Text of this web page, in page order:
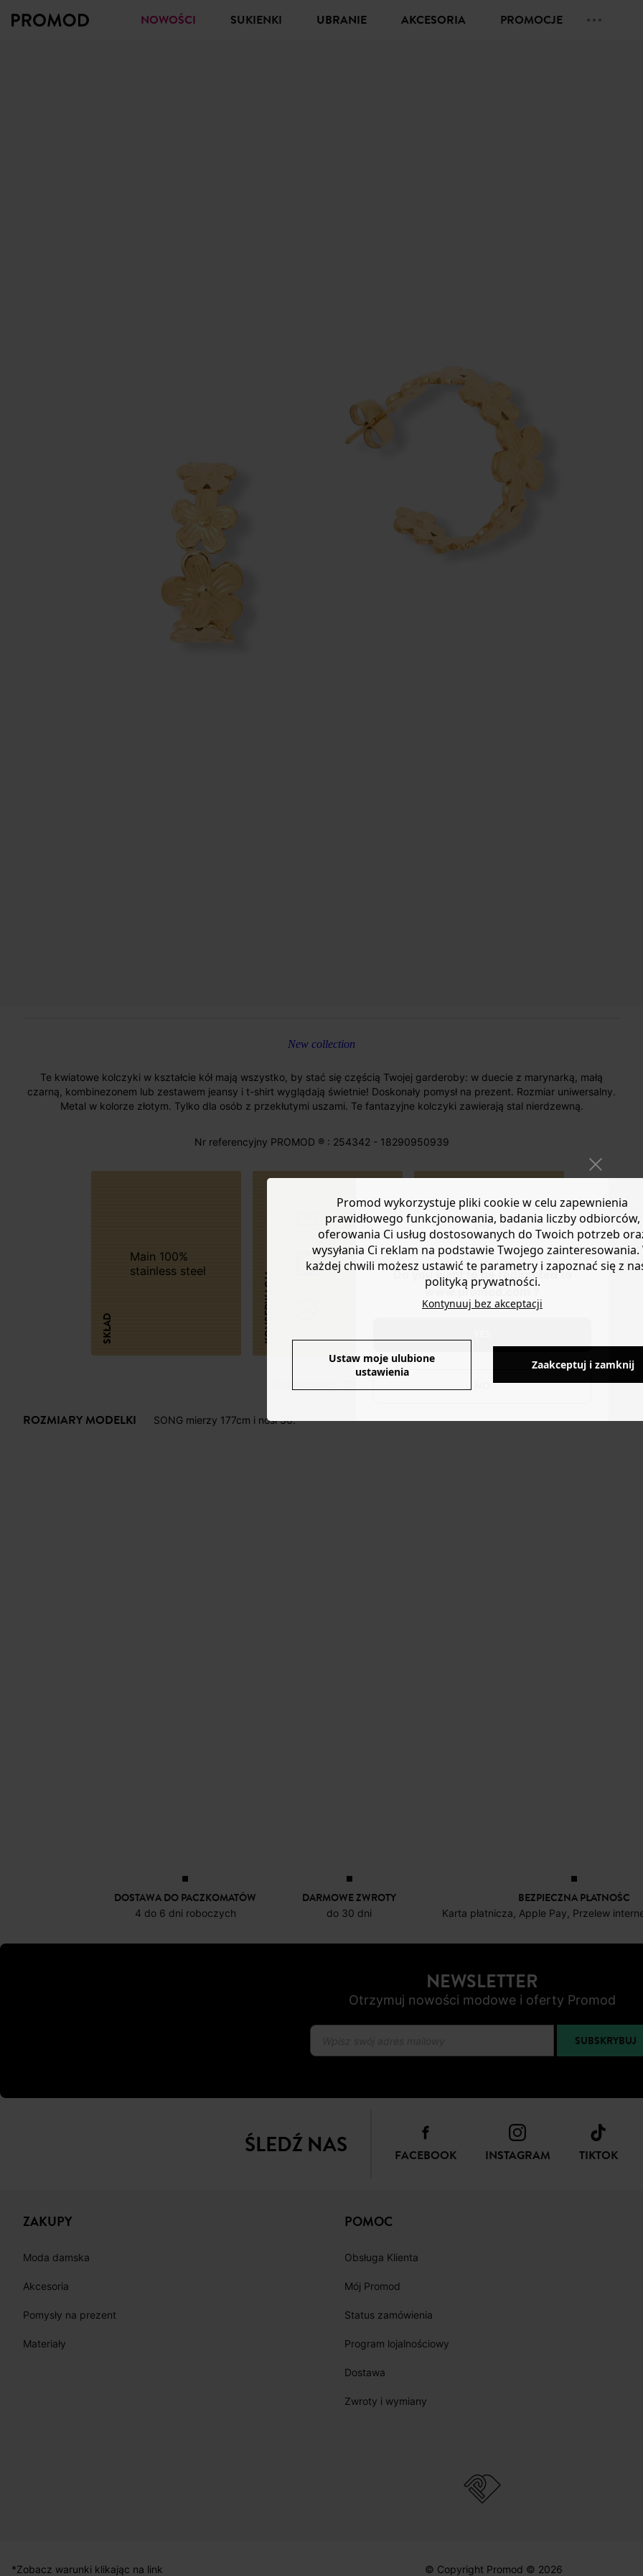
Do you want to be redirected to
www.promod.com ?
NOWOŚCI SUKIENKI UBRANIE AKCESORIA PROMOCJE
New collection
Te kwiatowe kolczyki w kształcie kół mają wszystko, by stać się częścią Twojej garderoby: w duecie z marynarką, małą
czarną, kombinezonem lub zestawem jeansy i t-shirt wyglądają świetnie! Doskonały pomysł na prezent. Rozmiar uniwersalny.
Metal w kolorze złotym. Tylko dla osób z przekłutymi uszami. Te fantazyjne kolczyki zawierają stal nierdzewną.
Nr referencyjny PROMOD ® : 254342 - 18290950939
SKŁAD
Main 100%
stainless steel
KONSERWACJA WYMIARY
Diameter
approx 2cm.
ROZMIARY MODELKI SONG mierzy 177cm i nosi 36.
DOSTAWA DO PACZKOMATÓW
4 do 6 dni roboczych
DARMOWE ZWROTY
do 30 dni
BEZPIECZNA PŁATNOŚC
Karta płatnicza, Apple Pay, Przelew
NEWSLETTER
Otrzymuj nowości modowe i oferty Promod
SUBSKRYBUJ
ŚLEDŹ NAS FACEBOOK INSTAGRAM TIKTOK
ZAKUPY
Moda damska
Akcesoria
Pomysły na prezent
Materiały
POMOC
Obsługa Klienta
Mój Promod
Status zamówienia
Program lojalnościowy
Dostawa
Zwroty i wymiany
© Copyright Promod © 2026
*Zobacz warunki klikając na link
Promod wykorzystuje pliki cookie w celu zapewnienia
prawidłowego funkcjonowania, badania liczby odbiorców,
oferowania Ci usług dostosowanych do Twoich potrzeb
wysyłania Ci reklam na podstawie Twojego zainteresowania.
każdej chwili możesz ustawić te parametry i zapoznać się z
polityką prywatności.
Kontynuuj bez akceptacji
Ustaw moje ulubione
ustawienia
Zaakceptuj i zamknij